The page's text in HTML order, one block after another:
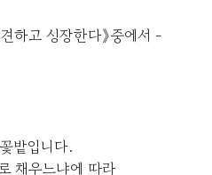
하고 성장한다》중에서 -
밭입니다.
채우느냐에 따라